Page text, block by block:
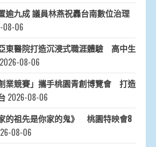
逾九成 議員林燕祝轟台南數位治理
08-06
東醫院打造沉浸式職涯體驗 高中生
2026-08-06
業競賽」攜手桃園青創博覽會 打造
2026-08-06
的祖先是你家的鬼》 桃園特映會8
08-06